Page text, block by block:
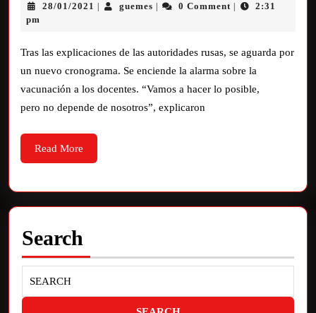
28/01/2021 guemes 0 Comment
2:31
pm
Tras las explicaciones de las autoridades rusas, se aguarda por
un nuevo cronograma. Se enciende la alarma sobre la
vacunación a los docentes. “Vamos a hacer lo posible,
pero no depende de nosotros”, explicaron
Read More
Search